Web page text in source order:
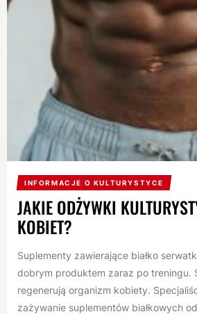
INFORMACJE O KULTURYSTYCE
JAKIE ODŻYWKI
KOBIET?
Suplementy zawierające białko
dobrym produktem zaraz po treningu.
regenerują organizm kobiety.
zażywanie suplementów białkowych